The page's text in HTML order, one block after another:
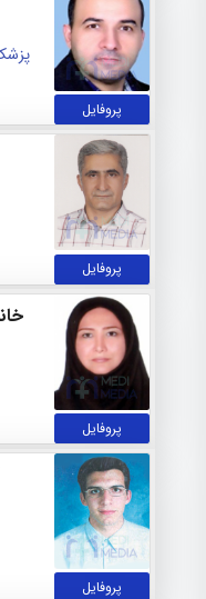
پروفایل
پروفایل
پروفایل
پروفایل